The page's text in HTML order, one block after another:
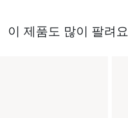
이 제품도 많이 팔려요